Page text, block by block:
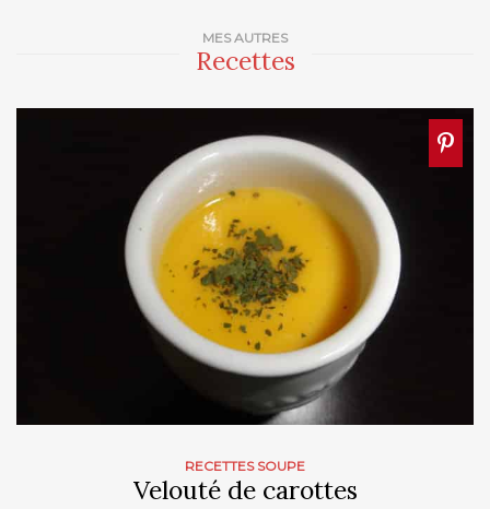
MES AUTRES
Recettes
RECETTES SOUPE
Velouté de carottes